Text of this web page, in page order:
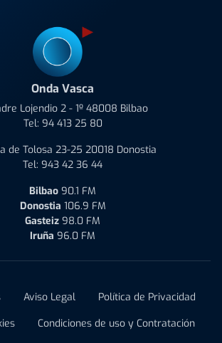
Onda Vasca
Lojendio 2 - 1º 48008 Bilbao
Tel: 94 413 25 80
de Tolosa 23-25 20018 Donostia
Tel: 943 42 36 44
Bilbao 90.1 FM
Donostia 106.9 FM
Gasteiz 98.0 FM
Iruña 96.0 FM
Aviso Legal
Política de Privacidad
Condiciones de uso y Contratación